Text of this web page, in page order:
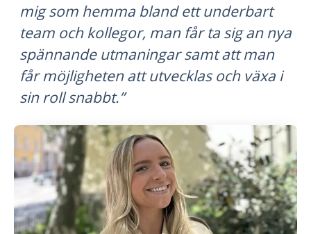
mig som hemma bland ett underbart
team och kollegor, man får ta sig an nya
spännande utmaningar samt att man
får möjligheten att utvecklas och växa i
sin roll snabbt.”